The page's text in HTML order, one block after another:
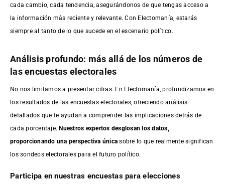
cada cambio, cada tendencia, asegurándonos de que tengas acceso a
la información más reciente y relevante. Con Electomanía, estarás
siempre al tanto de lo que sucede en el escenario político.
Análisis profundo: más allá de los números de
las encuestas electorales
No nos limitamos a presentar cifras. En Electomanía, profundizamos en
los resultados de las encuestas electorales, ofreciendo análisis
detallados que te ayudan a comprender las implicaciones detrás de
cada porcentaje.Nuestros expertos desglosan los datos,
proporcionando una perspectiva única sobre lo que realmente significan
los sondeos electorales para el futuro político.
Participa en nuestras encuestas para elecciones